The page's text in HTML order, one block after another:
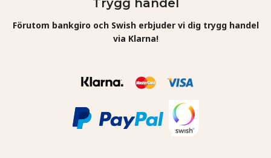
Trygg handel
Förutom bankgiro och Swish erbjuder vi dig trygg handel
via Klarna!